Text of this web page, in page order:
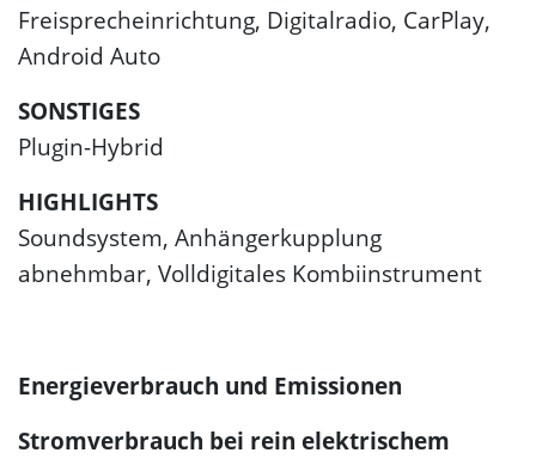
Freisprecheinrichtung, Digitalradio, CarPlay,
Android Auto
SONSTIGES
Plugin-Hybrid
HIGHLIGHTS
Soundsystem, Anhängerkupplung
abnehmbar, Volldigitales Kombiinstrument
Energieverbrauch und Emissionen
Stromverbrauch bei rein elektrischem